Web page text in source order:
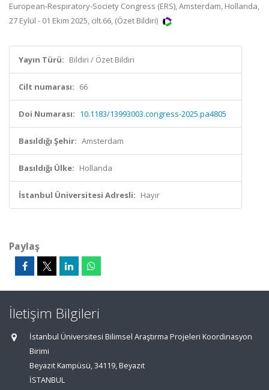
European-Respiratory-Society Congress (ERS), Amsterdam, Hollanda,
27 Eylül - 01 Ekim 2025, cilt.66, (Özet Bildiri)
Yayın Türü: Bildiri / Özet Bildiri
Cilt numarası: 66
Doi Numarası: 10.1183/13993003.congress-2025.pa4805
Basıldığı Şehir: Amsterdam
Basıldığı Ülke: Hollanda
İstanbul Üniversitesi Adresli: Hayır
Paylaş
İletişim Bilgileri
İstanbul Üniversitesi Bilimsel Araştırma Projeleri Koordinasyon
Birimi
Beyazıt Kampüsü, 34119, Beyazıt
İSTANBUL